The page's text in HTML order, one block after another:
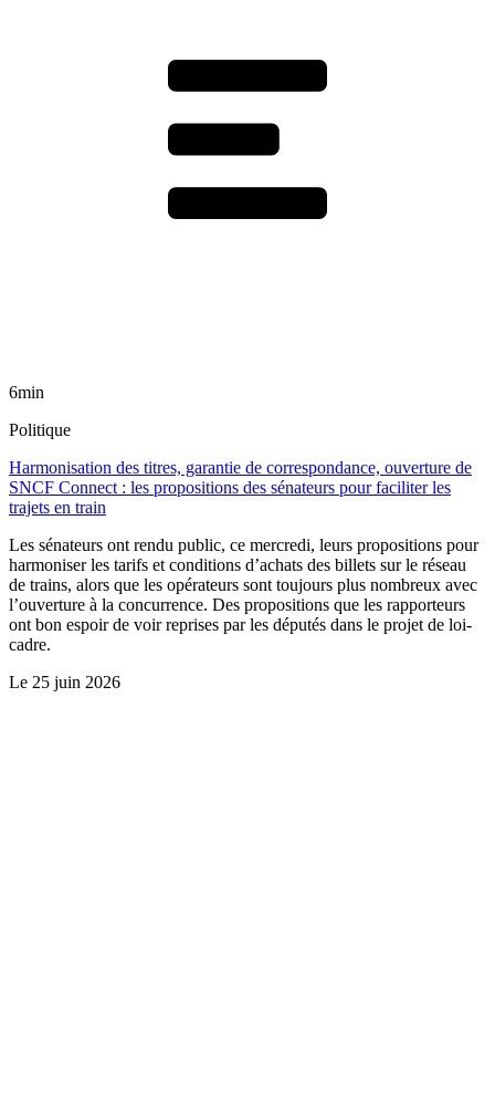
6min
Politique
Harmonisation des titres, garantie de correspondance, ouverture de
SNCF Connect : les propositions des sénateurs pour faciliter les
trajets en train
Les sénateurs ont rendu public, ce mercredi, leurs propositions pour
harmoniser les tarifs et conditions d’achats des billets sur le réseau
de trains, alors que les opérateurs sont toujours plus nombreux avec
l’ouverture à la concurrence. Des propositions que les rapporteurs
ont bon espoir de voir reprises par les députés dans le projet de loi-
cadre.
Le 25 juin 2026